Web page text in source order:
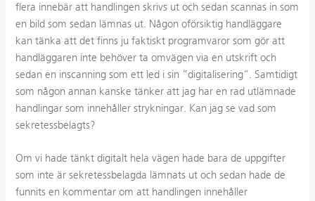
flera innebär att handlingen skrivs ut och sedan scannas in som
en bild som sedan lämnas ut. Någon oförsiktig handläggare
kan tänka att det finns ju faktiskt programvaror som gör att
handläggaren inte behöver ta omvägen via en utskrift och
sedan en inscanning som ett led i sin ”digitalisering”. Samtidigt
som någon annan kanske tänker att jag har en rad utlämnade
handlingar som innehåller strykningar. Kan jag se vad som
sekretessbelagts?
Om vi hade tänkt digitalt hela vägen hade bara de uppgifter
som inte är sekretessbelagda lämnats ut och sedan hade de
funnits en kommentar om att handlingen innehåller